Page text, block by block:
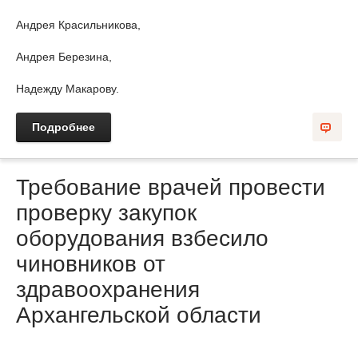
Андрея Красильникова,
Андрея Березина,
Надежду Макарову.
Подробнее
Требование врачей провести
проверку закупок
оборудования взбесило
чиновников от
здравоохранения
Архангельской области